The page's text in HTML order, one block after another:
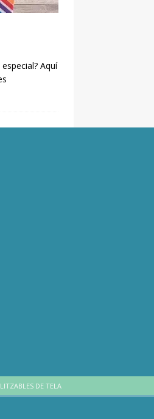
Aquí
DE TELA